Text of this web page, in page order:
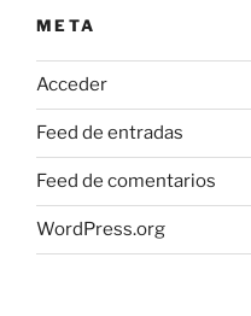
META
Acceder
Feed de entradas
Feed de comentarios
WordPress.org